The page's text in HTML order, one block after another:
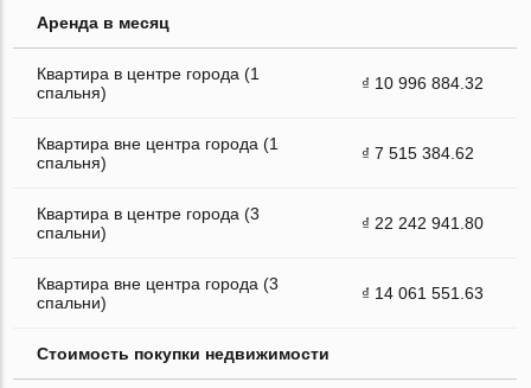
Аренда в месяц
Квартира в центре города (1
спальня)
₫ 10 996 884.32
Квартира вне центра города (1
спальня)
₫ 7 515 384.62
Квартира в центре города (3
спальни)
₫ 22 242 941.80
Квартира вне центра города (3
спальни)
₫ 14 061 551.63
Стоимость покупки недвижимости